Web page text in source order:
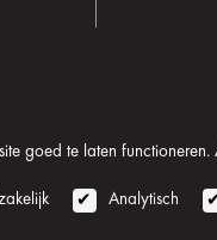
goed te laten
Analytisch
de Lindeboom